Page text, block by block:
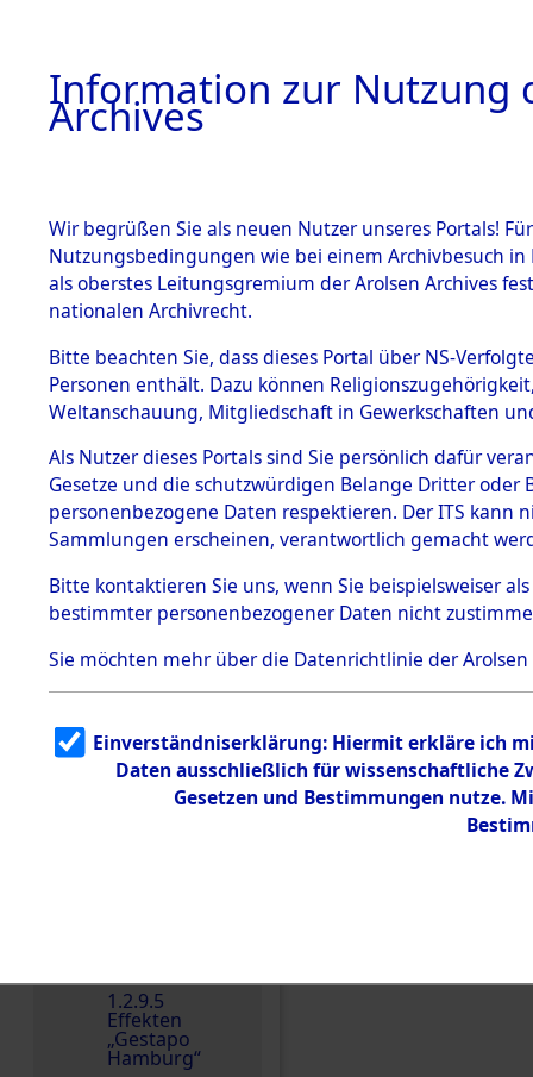
BESTÄNDE
1.
Inhaftierungsdoku
mente
1.2.9 Beim ITS
Effekten
1.2.9.1
Effekten aus
dem KZ
Dachau
1.2.9.2
Effekten aus
dem KZ
Bayerisches
1.2.9.3
Effekten aus
dem KZ
Neuengamm
1.2.9.5
Effekten
„Gestapo
Hamburg“
0026
Einen Kommentar
Information zur Nutzung
Archives
Wir begrüßen Sie als neuen Nutzer unseres Portals!
Nutzungsbedingungen wie bei einem Archivbesuch
als oberstes Leitungsgremium der Arolsen Archives
nationalen Archivrecht.
Bitte beachten Sie, dass dieses Portal über NS-
Personen enthält. Dazu können
Weltanschauung, Mitgliedschaft in Gewerkschaften
Als Nutzer dieses Portals sind Sie persönlich dafür
Gesetze und die schutzwürdigen Belange Dritter
personenbezogene Daten respektieren. Der ITS
Sammlungen erscheinen, verantwortlich gemacht
Bitte kontaktieren Sie uns, wenn Sie beispielsweiser
bestimmter personenbezogener Daten nicht
Sie möchten mehr über die Datenrichtlinie der Arolsen
Einverständniserklärung: Hiermit erkläre ich
Daten ausschließlich für wissenschaftliche
Gesetzen und Bestimmungen nutze.